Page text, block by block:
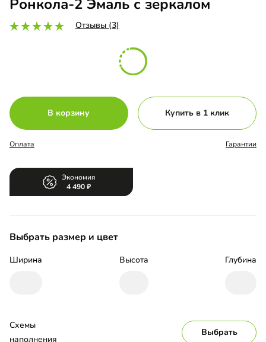
Ронкола-2 Эмаль с зеркалом
Отзывы (3)
В корзину Купить в 1 клик
Оплата Гарантии
Экономия
4 490
Выбрать размер и цвет
Ширина Высота Глубина
Схемы
наполнения
Выбрать